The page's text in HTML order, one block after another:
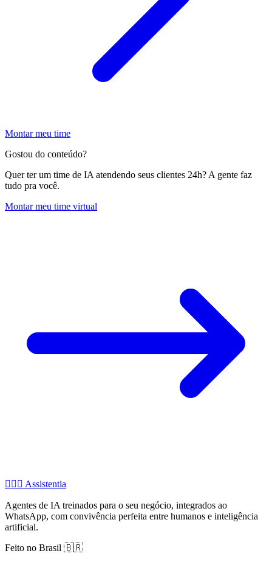
Montar meu time
Gostou do conteúdo?
Quer ter um time de IA atendendo seus clientes 24h? A gente faz
tudo pra você.
Montar meu time virtual
🧚🏻‍♂️ Assistentia
Agentes de IA treinados para o seu negócio, integrados ao
WhatsApp, com convivência perfeita entre humanos e inteligência
artificial.
Feito no Brasil 🇧🇷